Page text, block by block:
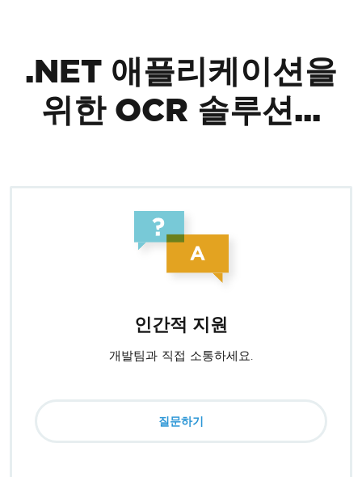
.NET 애플리케이션을
위한 OCR 솔루션...
인간적 지원
개발팀과 직접 소통하세요.
질문하기